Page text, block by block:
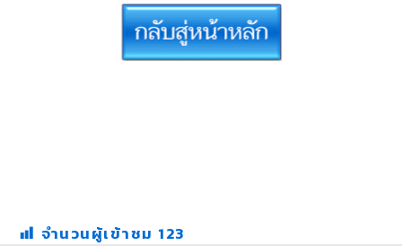
จำนวนผู้เข้าชม 123